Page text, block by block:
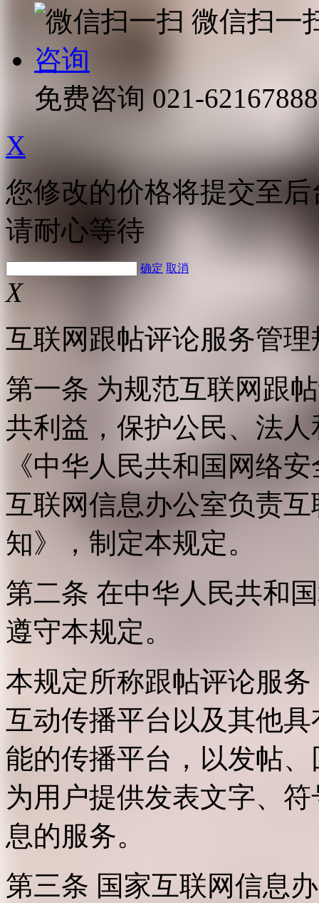
微信扫一
咨询
免费咨询 021-62167888
X
您修改的价格将提交至
请耐心等待
确定 取消
X
互联网跟帖评论服务管理
第一条 为规范互联网跟
共利益，保护公民、法
《中华人民共和国网络
互联网信息办公室负责
知》，制定本规定。
第二条 在中华人民共和
遵守本规定。
本规定所称跟帖评论服
互动传播平台以及其他
能的传播平台，以发帖
为用户提供发表文字、
息的服务。
第三条 国家互联网信息